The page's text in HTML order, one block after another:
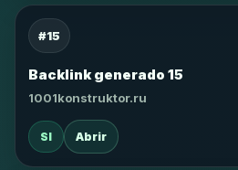
#15
Backlink generado 15
1001konstruktor.ru
SI Abrir